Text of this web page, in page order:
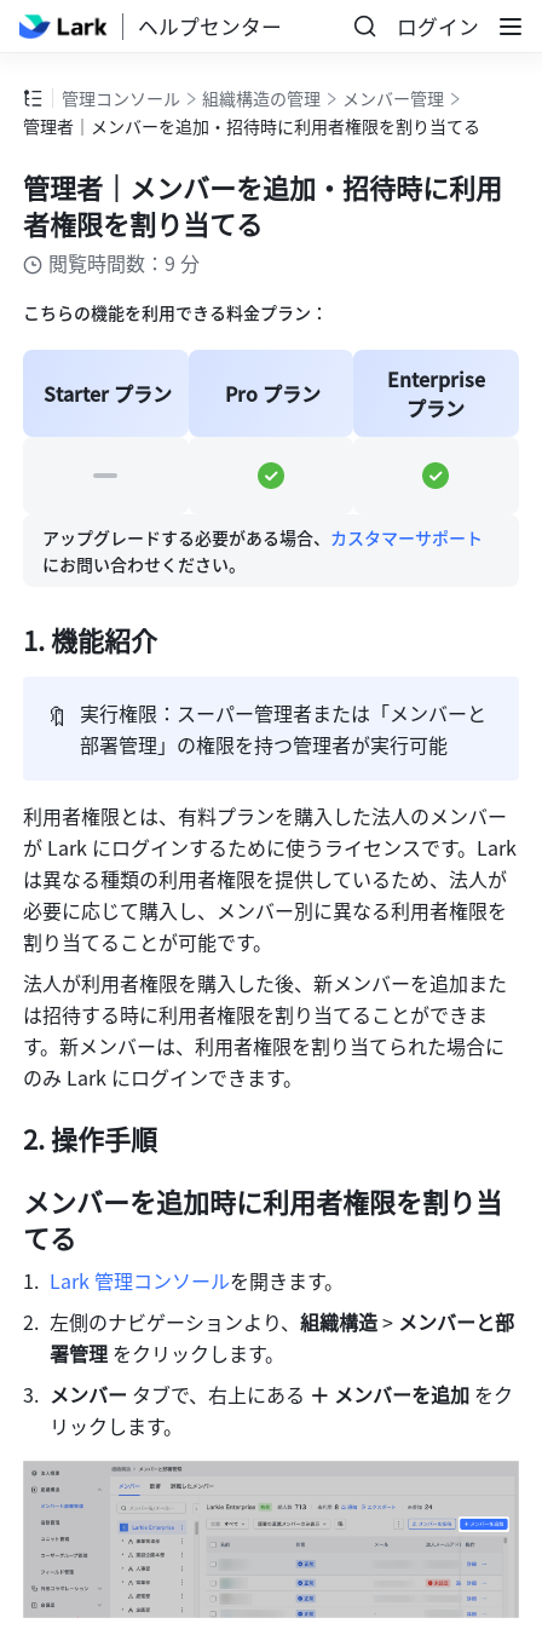
ヘルプセンター ログイン
管理コンソール 組織構造の管理
メンバー管理
管理者｜メンバーを追加・招待時に利用者権限を割り当てる
管理者｜メンバーを追加・招待時に利用
者権限を割り当てる
閲覧時間数：9 分
こちらの機能を利用できる料金プラン：
Starter プラン Pro プラン
Enterprise
プラン
アップグレードする必要がある場合、 カスタマーサポート
にお問い合わせください。
1. 機能紹介
🔖
実行権限：スーパー管理者または「メンバーと
部署管理」の権限を持つ管理者が実行可能
利用者権限とは、有料プランを購入した法人のメンバー
が Lark にログインするために使うライセンスです。Lark
は異なる種類の利用者権限を提供しているため、法人が
必要に応じて購入し、メンバー別に異なる利用者権限を
割り当てることが可能です。
法人が利用者権限を購入した後、新メンバーを追加また
は招待する時に利用者権限を割り当てることができま
す。新メンバーは、利用者権限を割り当てられた場合に
のみ Lark にログインできます。
2. 操作手順
メンバーを追加時に利用者権限を割り当
てる
Lark 管理コンソールを開きます。
左側のナビゲーションより、組織構造 > メンバーと部
署管理 をクリックします。
メンバー タブで、右上にある ＋ メンバーを追加 をク
リックします。